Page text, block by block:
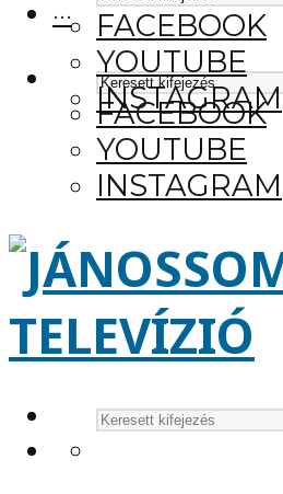
FACEBOOK
YOUTUBE
INSTAGRAM
···
FACEBOOK
YOUTUBE
INSTAGRAM